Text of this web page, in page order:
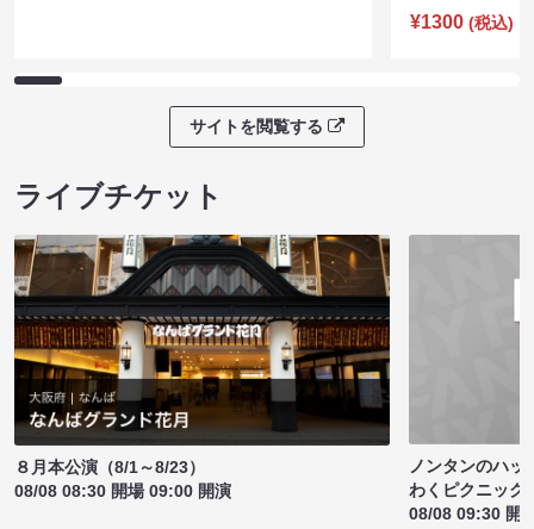
¥1300 (税込)
サイトを閲覧する
ライブチケット
８月本公演（8/1～8/23）
08/08 08:30 開場 09:00 開演
ノンタンのハッ
わくピクニック
08/08 09:30 開